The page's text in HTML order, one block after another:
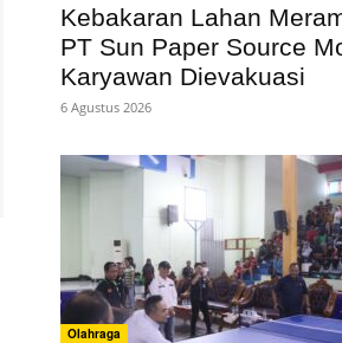
Kebakaran Lahan
PT Sun Paper Source
Karyawan Dievakuasi
6 Agustus 2026
Olahraga